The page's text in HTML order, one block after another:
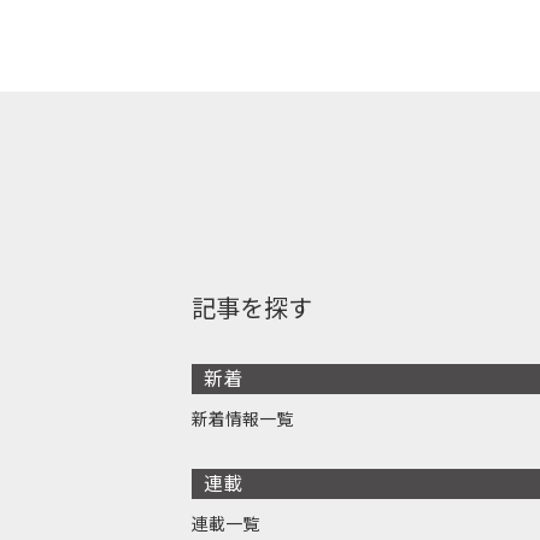
記事を探す
新着
新着情報一覧
連載
連載一覧